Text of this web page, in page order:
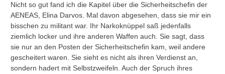
Nicht so gut fand ich die Kapitel über die Sicherheitschefin der
AENEAS, Elina Darvos. Mal davon abgesehen, dass sie mir ein
bisschen zu militant war. Ihr Narkoknüppel saß jedenfalls
ziemlich locker und ihre anderen Waffen auch. Sie sagt, dass
sie nur an den Posten der Sicherheitschefin kam, weil andere
gescheitert waren. Sie sieht es nicht als ihren Verdienst an,
sondern hadert mit Selbstzweifeln. Auch der Spruch ihres